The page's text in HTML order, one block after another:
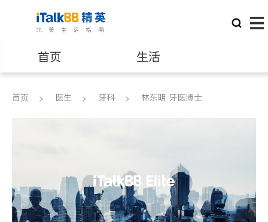
首页 生活
医生 律师
养老 非盈利组织
首页 医生 牙科 林东明 牙医博士